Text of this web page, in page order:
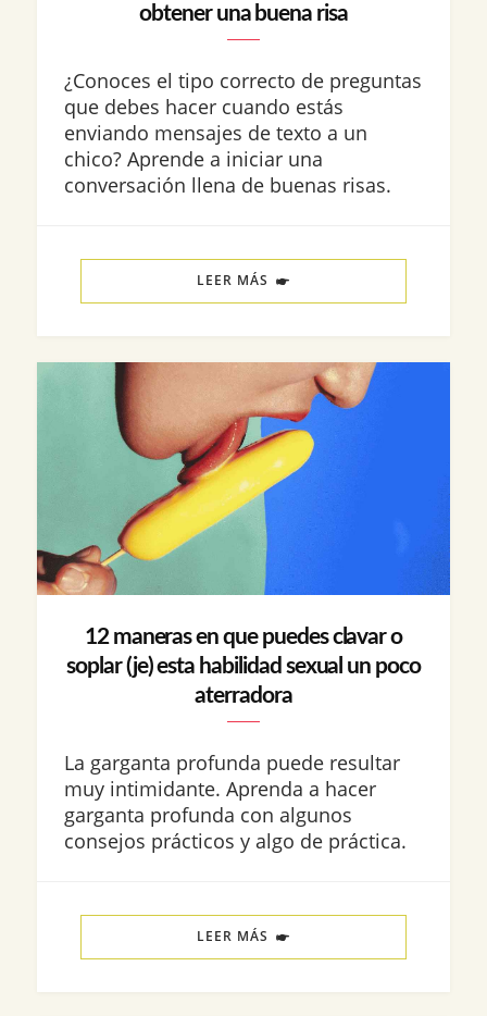
obtener una buena risa
¿Conoces el tipo correcto de preguntas
que debes hacer cuando estás
enviando mensajes de texto a un
chico? Aprende a iniciar una
conversación llena de buenas risas.
LEER MÁS
12 maneras en que puedes clavar o
soplar (je) esta habilidad sexual un poco
aterradora
La garganta profunda puede resultar
muy intimidante. Aprenda a hacer
garganta profunda con algunos
consejos prácticos y algo de práctica.
LEER MÁS